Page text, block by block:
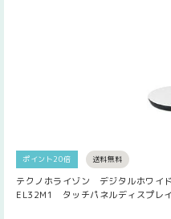
ポイント20倍 送料無料
テクノホライゾン デジタルホワイ
EL32M1 タッチパネルディスプ
ディスプレイ DX化ソリューシ